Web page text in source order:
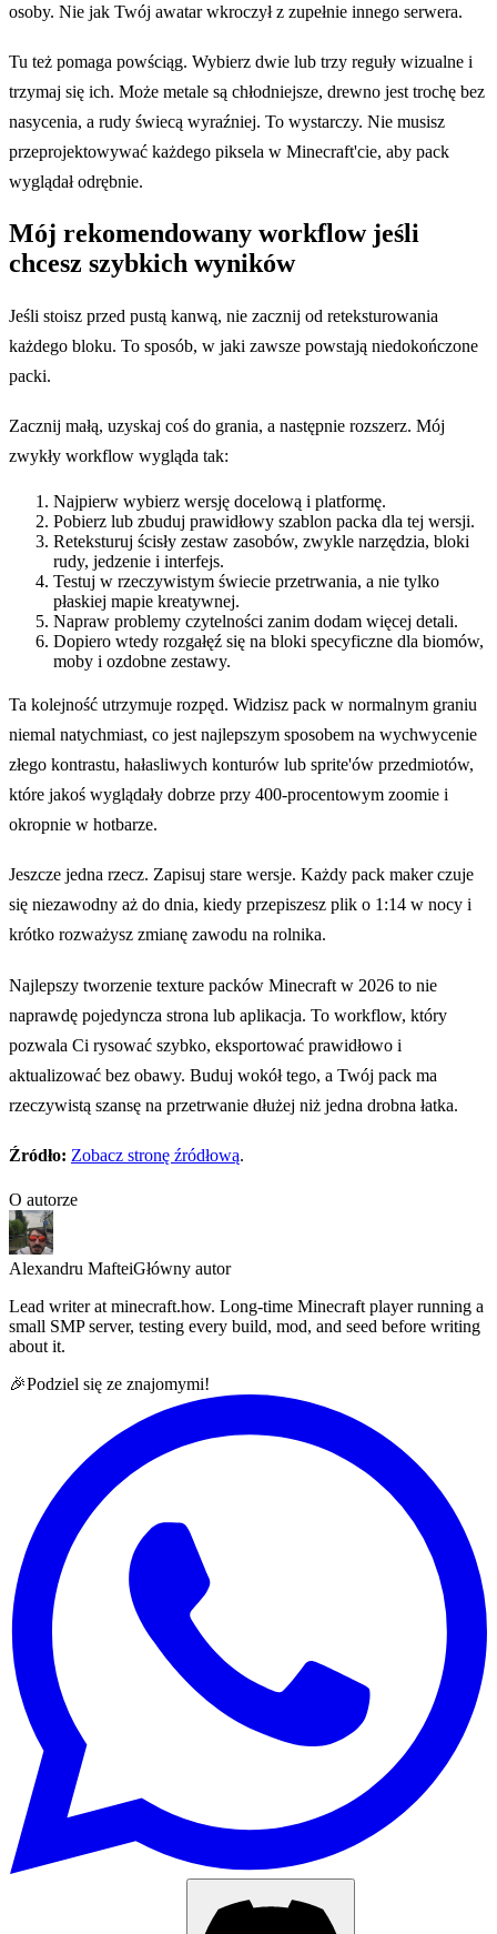
osoby. Nie jak Twój awatar wkroczył z zupełnie innego serwera.
Tu też pomaga powściąg. Wybierz dwie lub trzy reguły wizualne i
trzymaj się ich. Może metale są chłodniejsze, drewno jest trochę bez
nasycenia, a rudy świecą wyraźniej. To wystarczy. Nie musisz
przeprojektowywać każdego piksela w Minecraft'cie, aby pack
wyglądał odrębnie.
Mój rekomendowany workflow jeśli
chcesz szybkich wyników
Jeśli stoisz przed pustą kanwą, nie zacznij od reteksturowania
każdego bloku. To sposób, w jaki zawsze powstają niedokończone
packi.
Zacznij małą, uzyskaj coś do grania, a następnie rozszerz. Mój
zwykły workflow wygląda tak:
Najpierw wybierz wersję docelową i platformę.
Pobierz lub zbuduj prawidłowy szablon packa dla tej wersji.
Reteksturuj ścisły zestaw zasobów, zwykle narzędzia, bloki
rudy, jedzenie i interfejs.
Testuj w rzeczywistym świecie przetrwania, a nie tylko
płaskiej mapie kreatywnej.
Napraw problemy czytelności zanim dodam więcej detali.
Dopiero wtedy rozgałęź się na bloki specyficzne dla biomów,
moby i ozdobne zestawy.
Ta kolejność utrzymuje rozpęd. Widzisz pack w normalnym graniu
niemal natychmiast, co jest najlepszym sposobem na wychwycenie
złego kontrastu, hałasliwych konturów lub sprite'ów przedmiotów,
które jakoś wyglądały dobrze przy 400-procentowym zoomie i
okropnie w hotbarze.
Jeszcze jedna rzecz. Zapisuj stare wersje. Każdy pack maker czuje
się niezawodny aż do dnia, kiedy przepiszesz plik o 1:14 w nocy i
krótko rozważysz zmianę zawodu na rolnika.
Najlepszy tworzenie texture packów Minecraft w 2026 to nie
naprawdę pojedyncza strona lub aplikacja. To workflow, który
pozwala Ci rysować szybko, eksportować prawidłowo i
aktualizować bez obawy. Buduj wokół tego, a Twój pack ma
rzeczywistą szansę na przetrwanie dłużej niż jedna drobna łatka.
Źródło: Zobacz stronę źródłową.
O autorze
Alexandru MafteiGłówny autor
Lead writer at minecraft.how. Long-time Minecraft player running a
small SMP server, testing every build, mod, and seed before writing
about it.
🎉Podziel się ze znajomymi!